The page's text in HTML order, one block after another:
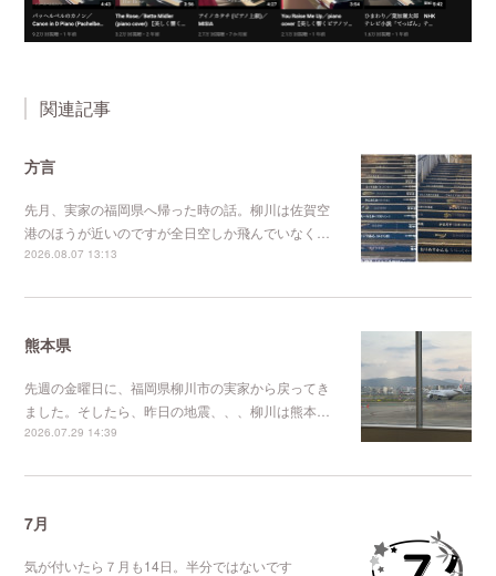
関連記事
方言
先月、実家の福岡県へ帰った時の話。柳川は佐賀空
港のほうが近いのですが全日空しか飛んでいなく…
2026.08.07 13:13
熊本県
先週の金曜日に、福岡県柳川市の実家から戻ってき
ました。そしたら、昨日の地震、、、柳川は熊本…
2026.07.29 14:39
7月
気が付いたら７月も14日。半分ではないです